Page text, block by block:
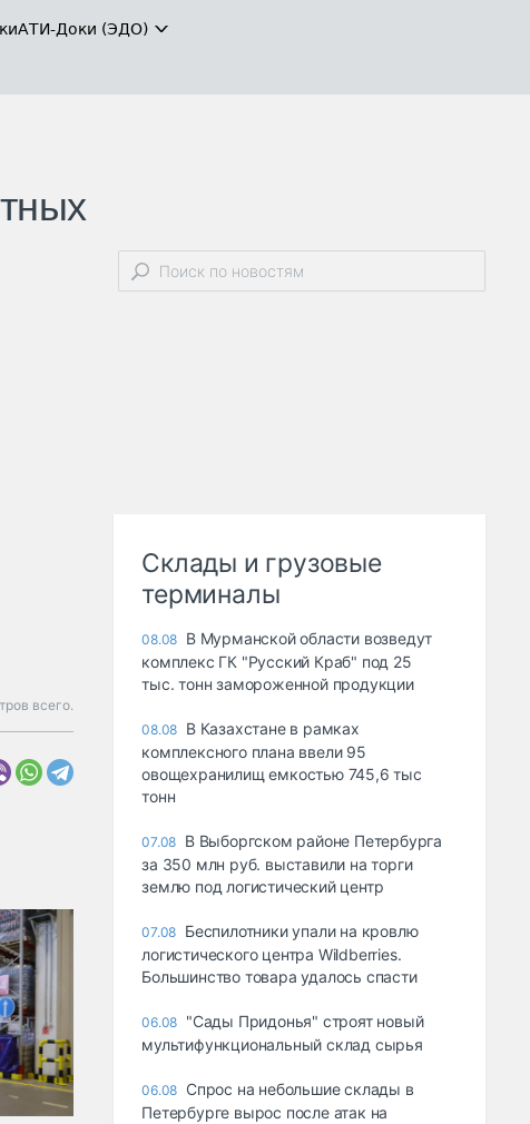
АТИ-Доки (ЭДО)
всего.
Склады и грузовые
терминалы
08.08 В Мурманской области возведут
комплекс ГК "Русский Краб" под 25
тыс. тонн замороженной продукции
08.08 В Казахстане в рамках
комплексного плана ввели 95
овощехранилищ емкостью 745,6 тыс
тонн
07.08 В Выборгском районе Петербурга
за 350 млн руб. выставили на торги
землю под логистический центр
07.08 Беспилотники упали на кровлю
логистического центра Wildberries.
Большинство товара удалось спасти
06.08 "Сады Придонья" строят новый
мультифункциональный склад сырья
06.08 Спрос на небольшие склады в
Петербурге вырос после атак на